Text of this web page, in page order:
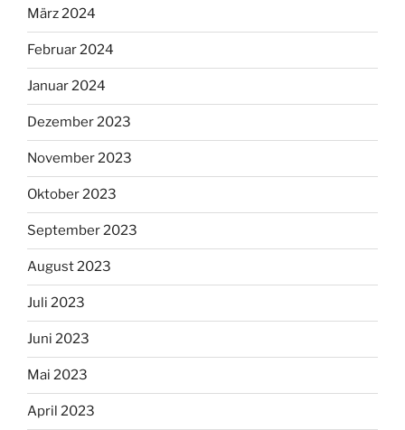
März 2024
Februar 2024
Januar 2024
Dezember 2023
November 2023
Oktober 2023
September 2023
August 2023
Juli 2023
Juni 2023
Mai 2023
April 2023